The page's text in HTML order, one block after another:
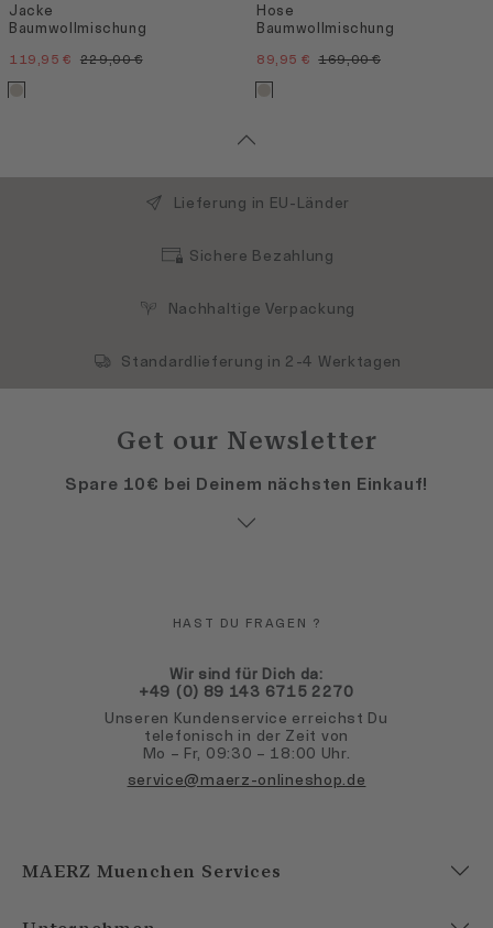
Jacke
Baumwollmischung
119,95 € 229,00 €
Hose
Baumwollmischung
89,95 € 169,00 €
Lieferung in EU-Länder
Sichere Bezahlung
Nachhaltige Verpackung
Standardlieferung in 2-4 Werktagen
Get our Newsletter
Spare 10€ bei Deinem nächsten Einkauf!
HAST DU FRAGEN ?
Wir sind für Dich da:
+49 (0) 89 143 6715 2270
Unseren Kundenservice erreichst Du
telefonisch in der Zeit von
Mo – Fr, 09:30 – 18:00 Uhr.
service@maerz-onlineshop.de
MAERZ Muenchen Services